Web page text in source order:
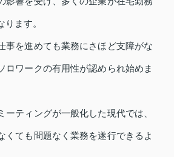
ます。
事を進めても業務にさほど支障がな
ロワークの有用性が認められ始めま
ーティングが一般化した現代では、
くても問題なく業務を遂行できるよ